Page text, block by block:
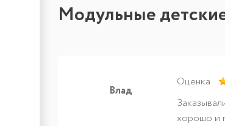
Модульные
Влад
Оценка
хорошо и